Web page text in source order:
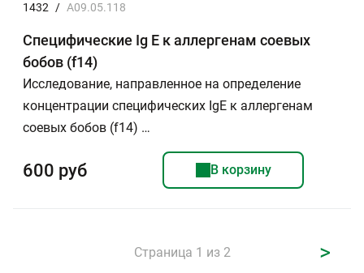
1432 / A09.05.118
Специфические Ig E к аллергенам соевых
бобов (f14)
Исследование, направленное на определение
концентрации специфических IgE к аллергенам
соевых бобов (f14) …
600 руб В корзину
Страница 1 из 2 >